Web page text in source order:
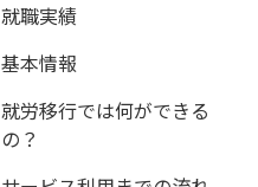
就職実績
基本情報
就労移行では何ができる
の？